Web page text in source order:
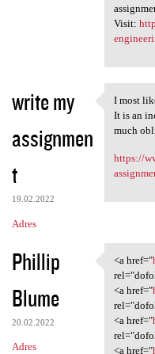
Visit:
write my
assignmen
t
19.02.2022
Adres
I most
I most
It is an
much
https://
Phillip
Blume
20.02.2022
Adres
<a
<a href="
<a href="
<a href="
<a href="